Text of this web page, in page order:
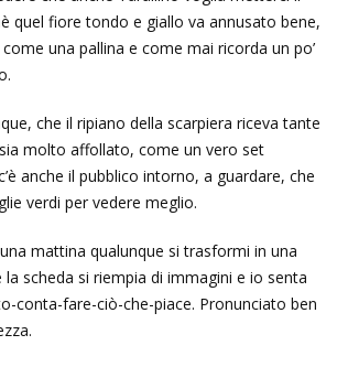
quel fiore tondo e giallo va annusato bene,
una pallina e come mai ricorda un po’
che il ripiano della scarpiera riceva tante
molto affollato, come un vero set
anche il pubblico intorno, a guardare, che
verdi per vedere meglio.
mattina qualunque si trasformi in una
scheda si riempia di immagini e io senta
conta-fare-ciò-che-piace. Pronunciato ben